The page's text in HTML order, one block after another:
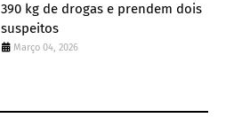
390 kg de drogas e prendem dois
suspeitos
Março 04, 2026